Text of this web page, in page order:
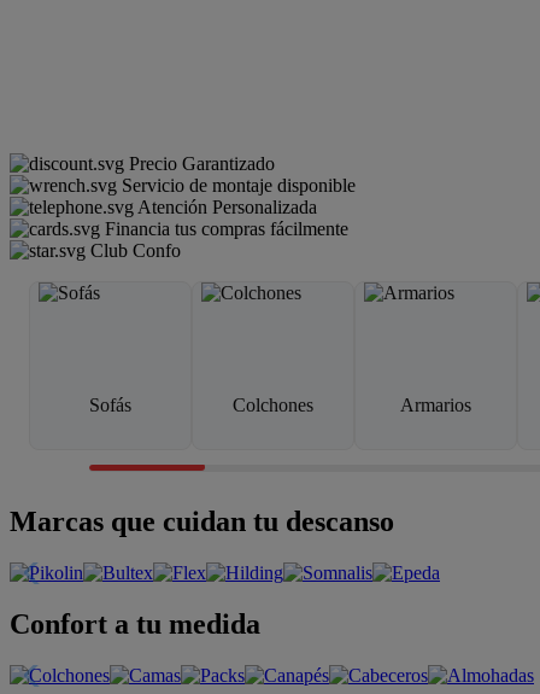
Precio Garantizado
Servicio de montaje disponible
Atención Personalizada
Financia tus compras fácilmente
Club Confo
Sofás Colchones Armarios
Marcas que cuidan tu descanso
Confort a tu medida